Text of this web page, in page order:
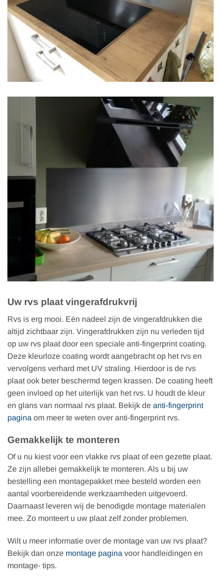
Uw rvs plaat vingerafdrukvrij
Rvs is erg mooi. Eén nadeel zijn de vingerafdrukken die
altijd zichtbaar zijn. Vingerafdrukken zijn nu verleden tijd
op uw rvs plaat door een speciale anti-fingerprint coating.
Deze kleurloze coating wordt aangebracht op het rvs en
vervolgens verhard met UV straling. Hierdoor is de rvs
plaat ook beter beschermd tegen krassen. De coating heeft
geen invloed op het uiterlijk van het rvs. U houdt de kleur
en glans van normaal rvs plaat. Bekijk de anti-fingerprint
pagina om meer te weten over anti-fingerprint rvs.
Gemakkelijk te monteren
Of u nu kiest voor een vlakke rvs plaat of een gezette plaat.
Ze zijn allebei gemakkelijk te monteren. Als u bij uw
bestelling een montagepakket mee besteld worden een
aantal voorbereidende werkzaamheden uitgevoerd.
Daarnaast leveren wij de benodigde montage materialen
mee. Zo monteert u uw plaat zelf zonder problemen.
Wilt u meer informatie over de montage van uw rvs plaat?
Bekijk dan onze montage pagina voor handleidingen en
montage- tips.